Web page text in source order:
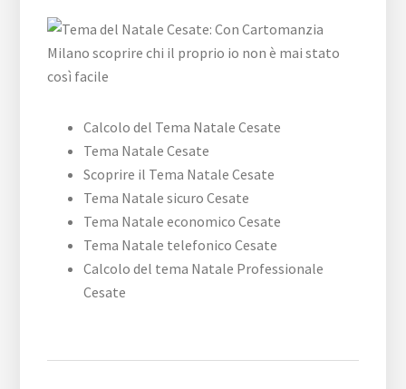
Calcolo del Tema Natale Cesate
Tema Natale Cesate
Scoprire il Tema Natale Cesate
Tema Natale sicuro Cesate
Tema Natale economico Cesate
Tema Natale telefonico Cesate
Calcolo del tema Natale Professionale
Cesate